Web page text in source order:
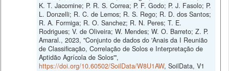
K. T. Jacomine; P. R. S. Correa; P. F. Godo; P. J. Fasolo; P.
L. Donzelli; R. C. de Lemos; R. S. Rego; R. D. dos Santos;
R. A. Formiga; R. O. Sanchez; R. N. Peres; T. E.
Rodrigues; V. de Oliveira; W. Mendes; W. O. Barreto; Z. P.
Amaral., 2023, "Conjunto de dados do 'Anais da I Reunião
de Classificação, Correlação de Solos e Interpretação de
Aptidão Agrícola de Solos'",
https://doi.org/10.60502/SoilData/W8U1AW, SoilData, V1